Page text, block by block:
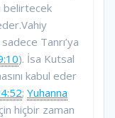
belirtecek
Tanrı’ya
). İsa Kutsal
kabul eder
; Yuhanna
hiçbir zaman